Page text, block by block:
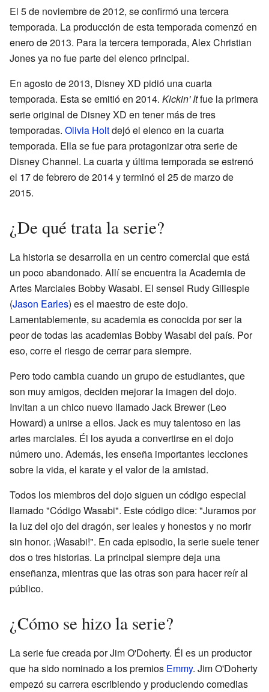
El 5 de noviembre de 2012, se confirmó una tercera
temporada. La producción de esta temporada comenzó en
enero de 2013. Para la tercera temporada, Alex Christian
Jones ya no fue parte del elenco principal.
En agosto de 2013, Disney XD pidió una cuarta
temporada. Esta se emitió en 2014. Kickin' Itfue la primera
serie original de Disney XD en tener más de tres
temporadas. Olivia Holtdejó el elenco en la cuarta
temporada. Ella se fue para protagonizar otra serie de
Disney Channel. La cuarta y última temporada se estrenó
el 17 de febrero de 2014 y terminó el 25 de marzo de
2015.
¿De qué trata la serie?
La historia se desarrolla en un centro comercial que está
un poco abandonado. Allí se encuentra la Academia de
Artes Marciales Bobby Wasabi. El sensei Rudy Gillespie
(Jason Earles) es el maestro de este dojo.
Lamentablemente, su academia es conocida por ser la
peor de todas las academias Bobby Wasabi del país. Por
eso, corre el riesgo de cerrar para siempre.
Pero todo cambia cuando un grupo de estudiantes, que
son muy amigos, deciden mejorar la imagen del dojo.
Invitan a un chico nuevo llamado Jack Brewer (Leo
Howard) a unirse a ellos. Jack es muy talentoso en las
artes marciales. Él los ayuda a convertirse en el dojo
número uno. Además, les enseña importantes lecciones
sobre la vida, el karate y el valor de la amistad.
Todos los miembros del dojo siguen un código especial
llamado "Código Wasabi". Este código dice: "Juramos por
la luz del ojo del dragón, ser leales y honestos y no morir
sin honor. ¡Wasabi!". En cada episodio, la serie suele tener
dos o tres historias. La principal siempre deja una
enseñanza, mientras que las otras son para hacer reír al
público.
¿Cómo se hizo la serie?
La serie fue creada por Jim O'Doherty. Él es un productor
que ha sido nominado a los premios Emmy. Jim O'Doherty
empezó su carrera escribiendo y produciendo comedias